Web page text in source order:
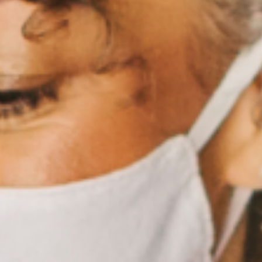
qui met en lumière nos six années
dans la transformation du monde du
au Canada.